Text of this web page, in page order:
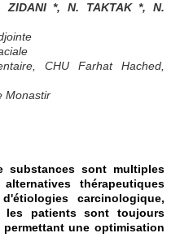
ZIDANI *, N. TAKTAK *, N.
CHU Farhat Hached,
Monastir
substances sont multiples
thérapeutiques
carcinologique,
les patients sont toujours
permettant une optimisation